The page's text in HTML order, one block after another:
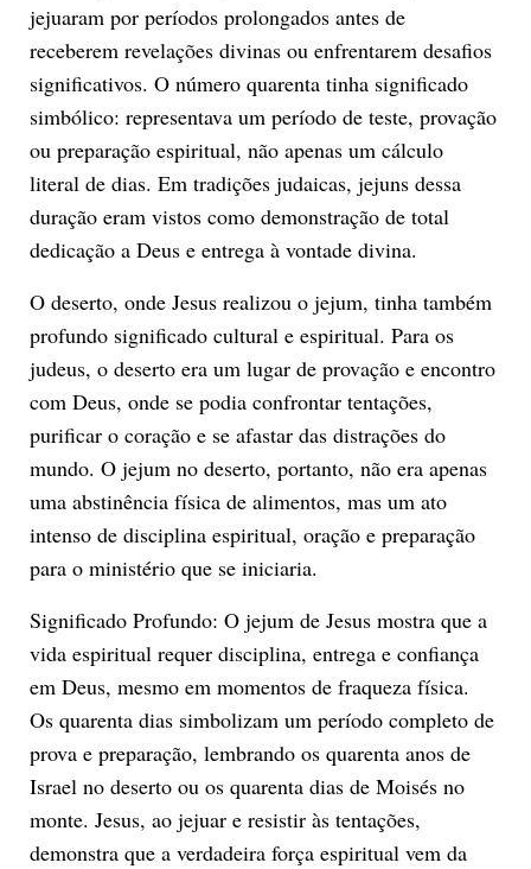
jejuaram por períodos prolongados antes de
receberem revelações divinas ou enfrentarem desafios
significativos. O número quarenta tinha significado
simbólico: representava um período de teste, provação
ou preparação espiritual, não apenas um cálculo
literal de dias. Em tradições judaicas, jejuns dessa
duração eram vistos como demonstração de total
dedicação a Deus e entrega à vontade divina.
O deserto, onde Jesus realizou o jejum, tinha também
profundo significado cultural e espiritual. Para os
judeus, o deserto era um lugar de provação e encontro
com Deus, onde se podia confrontar tentações,
purificar o coração e se afastar das distrações do
mundo. O jejum no deserto, portanto, não era apenas
uma abstinência física de alimentos, mas um ato
intenso de disciplina espiritual, oração e preparação
para o ministério que se iniciaria.
Significado Profundo: O jejum de Jesus mostra que a
vida espiritual requer disciplina, entrega e confiança
em Deus, mesmo em momentos de fraqueza física.
Os quarenta dias simbolizam um período completo de
prova e preparação, lembrando os quarenta anos de
Israel no deserto ou os quarenta dias de Moisés no
monte. Jesus, ao jejuar e resistir às tentações,
demonstra que a verdadeira força espiritual vem da